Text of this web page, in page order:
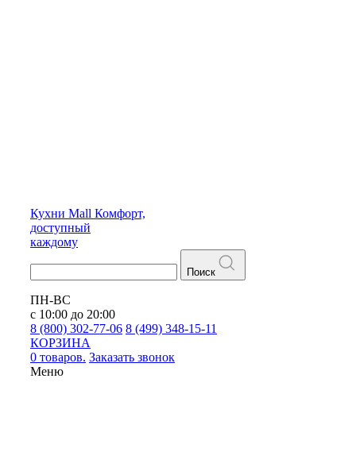
Кухни Mall Комфорт,
доступный
каждому
Поиск
ПН-ВС
с 10:00 до 20:00
8 (800) 302-77-06 8 (499) 348-15-11
КОРЗИНА
0 товаров. Заказать звонок
Меню